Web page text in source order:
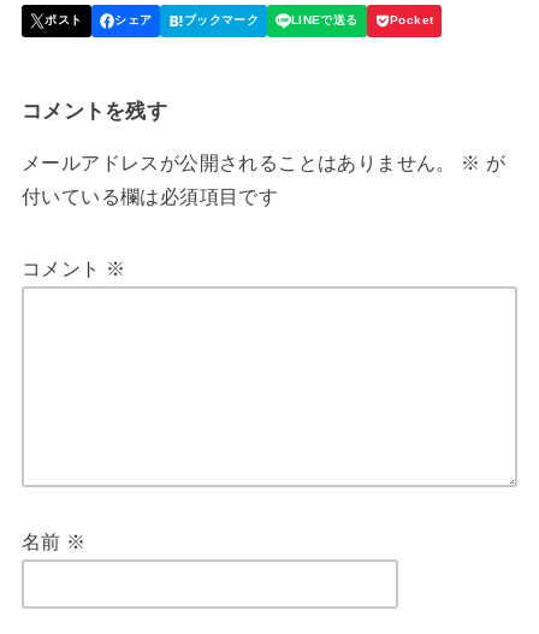
コメントを残す
メールアドレスが公開されることはありません。 ※ が
付いている欄は必須項目です
コメント ※
名前 ※